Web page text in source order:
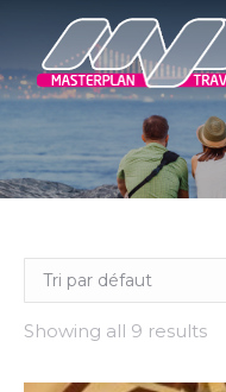
Showing all 9 results